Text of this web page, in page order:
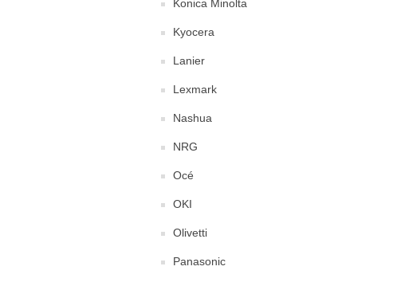
Konica Minolta
Kyocera
Lanier
Lexmark
Nashua
NRG
Océ
OKI
Olivetti
Panasonic